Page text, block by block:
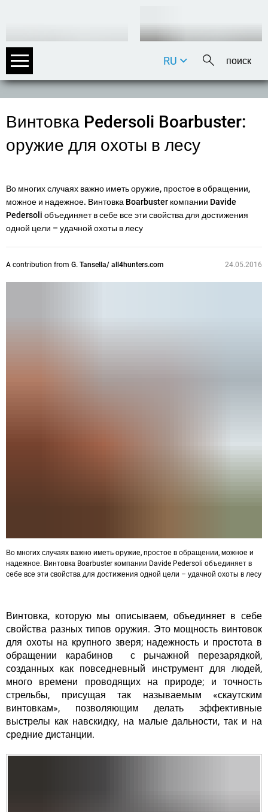
DE
IT
RU
Винтовка Pedersoli Boarbuster:
оружие для охоты в лесу
Во многих случаях важно иметь оружие, простое в обращении,
можное и надежное. Винтовка Boarbuster компании Davide
Pedersoli объединяет в себе все эти свойства для достижения
одной цели – удачной охоты в лесу
A contribution from G. Tansella/ all4hunters.com 24.05.2016
Во многих случаях важно иметь оружие, простое в обращении, можное и
надежное. Винтовка Boarbuster компании Davide Pedersoli объединяет в
себе все эти свойства для достижения одной цели – удачной охоты в лесу
Винтовка, которую мы описываем, объединяет в себе
свойства разных типов оружия. Это мощность винтовок
для охоты на крупного зверя; надежность и простота в
обращении карабинов с рычажной перезарядкой,
созданных как повседневный инструмент для людей,
много времени проводящих на природе; и точность
стрельбы, присущая так называемым «скаутским
винтовкам», позволяющим делать эффективные
выстрелы как навскидку, на малые дальности, так и на
средние дистанции.